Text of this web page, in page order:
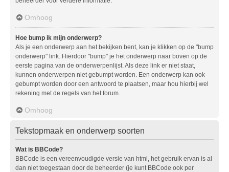
Omhoog
Hoe bump ik mijn onderwerp?
Als je een onderwerp aan het bekijken bent, kan je klikken op de "bump
onderwerp" link. Hierdoor "bump" je het onderwerp naar boven op de
eerste pagina van de onderwerpenlijst. Als deze link er niet staat,
kunnen onderwerpen niet gebumpt worden. Een onderwerp kan ook
gebumpt worden door een antwoord te plaatsen, maar hou hierbij wel
rekening met de regels van het forum.
Omhoog
Tekstopmaak en onderwerp soorten
Wat is BBCode?
BBCode is een vereenvoudigde versie van html, het gebruik ervan is al
dan niet toegestaan door de beheerder (je kunt BBCode ook per